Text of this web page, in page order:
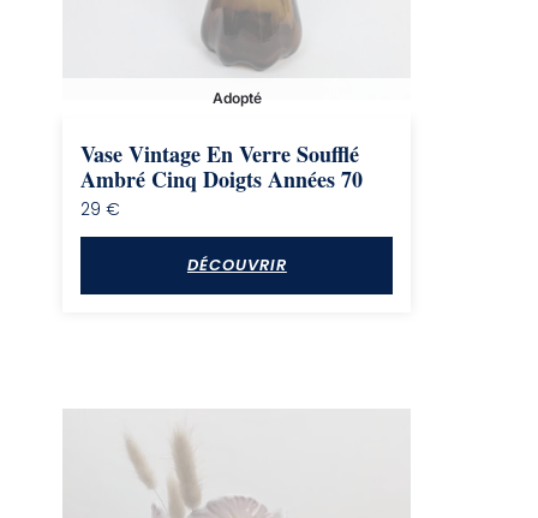
Adopté
Vase Vintage En Verre Soufflé
Ambré Cinq Doigts Années 70
29€
DÉCOUVRIR